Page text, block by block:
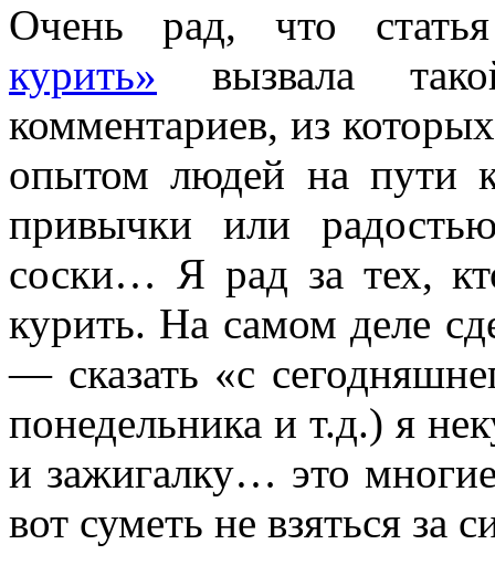
Очень рад, что
курить» вызвала
комментариев, из
опытом людей на пути
привычки или
соски… Я рад за тех,
курить. На самом деле
— сказать «с
понедельника и т.д.) я
и зажигалку… это
вот суметь не взяться за